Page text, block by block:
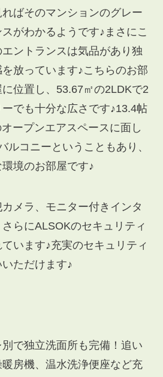
ばそのマンションのグレー
がわかるようです♪まさにこ
ントランスは気品があり独
放っています♪こちらのお部
位置し、53.67㎡の2LDKで2
でも十分な広さです♪13.4帖
ープンエアスペースに面し
ルコニーということもあり、
境のお部屋です♪
メラ、モニター付きインタ
らにALSOKのセキュリティ
います♪充実のセキュリティ
ただけます♪
で独立洗面所も完備！追い
房機、温水洗浄便座など充